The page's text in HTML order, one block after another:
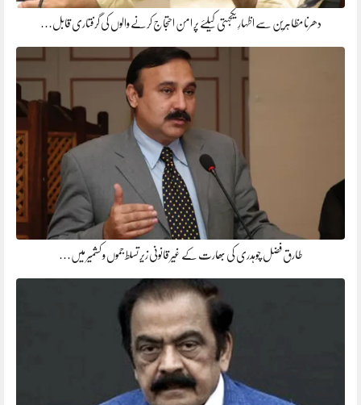
دھرنا مظاہرین سے اظہارِ یکجہتی کیلئے پر امن احتجاج کرنے والوں کی گرفتاری قابل…
طارق فضل چوہدری کی بھارت کے غیر قانونی زیر تسلط جموں و کشمیر میں…